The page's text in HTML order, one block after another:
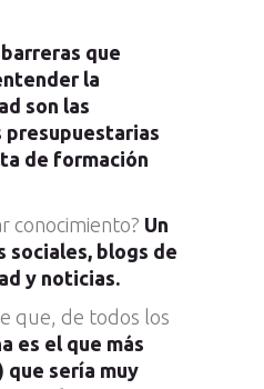
que
la
son las
de formación
conocimiento? Un
sociales, blogs de
y noticias.
que, de todos los
es el que más
que sería muy